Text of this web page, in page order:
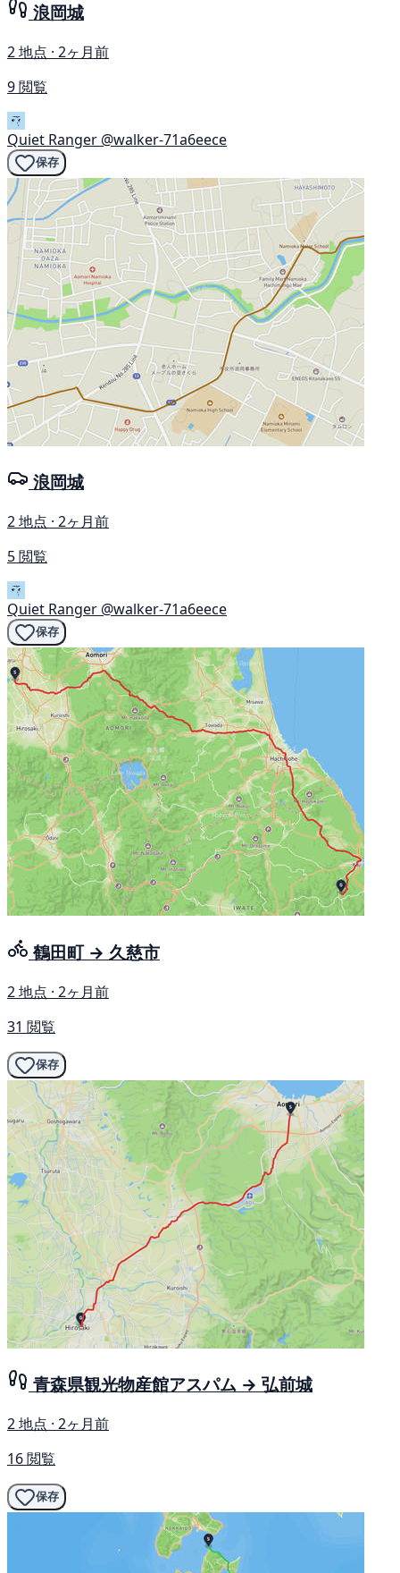
浪岡城
2 地点 · 2ヶ月前
9 閲覧
Quiet Ranger @walker-71a6eece
保存
浪岡城
2 地点 · 2ヶ月前
5 閲覧
Quiet Ranger @walker-71a6eece
保存
鶴田町 → 久慈市
2 地点 · 2ヶ月前
31 閲覧
保存
青森県観光物産館アスパム → 弘前城
2 地点 · 2ヶ月前
16 閲覧
保存